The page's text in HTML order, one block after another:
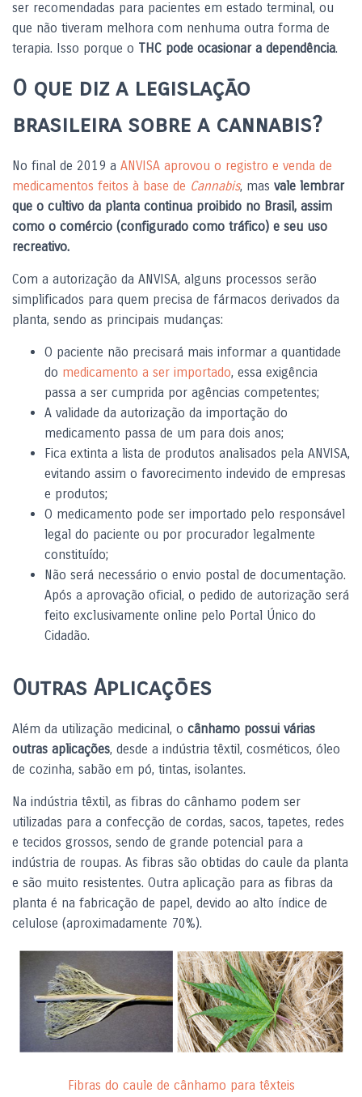
ser recomendadas para pacientes em estado terminal, ou
que não tiveram melhora com nenhuma outra forma de
terapia. Isso porque o THC pode ocasionar a dependência.
O que diz a legislação
brasileira sobre a cannabis?
No final de 2019 a ANVISA aprovou o registro e venda de
medicamentos feitos à base de Cannabis, mas vale lembrar
que o cultivo da planta continua proibido no Brasil, assim
como o comércio (configurado como tráfico) e seu uso
recreativo.
Com a autorização da ANVISA, alguns processos serão
simplificados para quem precisa de fármacos derivados da
planta, sendo as principais mudanças:
O paciente não precisará mais informar a quantidade
do medicamento a ser importado, essa exigência
passa a ser cumprida por agências competentes;
A validade da autorização da importação do
medicamento passa de um para dois anos;
Fica extinta a lista de produtos analisados pela ANVISA,
evitando assim o favorecimento indevido de empresas
e produtos;
O medicamento pode ser importado pelo responsável
legal do paciente ou por procurador legalmente
constituído;
Não será necessário o envio postal de documentação.
Após a aprovação oficial, o pedido de autorização será
feito exclusivamente online pelo Portal Único do
Cidadão.
Outras Aplicações
Além da utilização medicinal, o cânhamo possui várias
outras aplicações, desde a indústria têxtil, cosméticos, óleo
de cozinha, sabão em pó, tintas, isolantes.
Na indústria têxtil, as fibras do cânhamo podem ser
utilizadas para a confecção de cordas, sacos, tapetes, redes
e tecidos grossos, sendo de grande potencial para a
indústria de roupas. As fibras são obtidas do caule da planta
e são muito resistentes. Outra aplicação para as fibras da
planta é na fabricação de papel, devido ao alto índice de
celulose (aproximadamente 70%).
Fibras do caule de cânhamo para têxteis